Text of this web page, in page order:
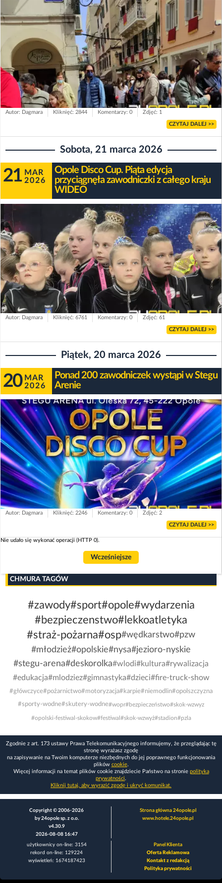
Autor: Dagmara Kliknięć: 2844 Komentarzy: 0 Zdjęć: 1
CZYTAJ DALEJ >>
Sobota, 21 marca 2026
21 MAR
2026
Opole Disco Cup. Piąta edycja
przyciągnęła zawodniczki z całego kraju
WIDEO
Autor: Dagmara Kliknięć: 6761 Komentarzy: 0 Zdjęć: 61
CZYTAJ DALEJ >>
Piątek, 20 marca 2026
20 MAR
2026
Ponad 200 zawodniczek wystąpi w Stegu
Arenie
Autor: Dagmara Kliknięć: 2246 Komentarzy: 0 Zdjęć: 2
CZYTAJ DALEJ >>
Nie udało się wykonać operacji (HTTP 0).
Wcześniejsze
CHMURA TAGÓW
#zawody#sport#opole#wydarzenia
#bezpieczenstwo#lekkoatletyka
#straż-pożarna#osp#wędkarstwo#pzw
#młodzież#opolskie#nysa#jezioro-nyskie
#stegu-arena#deskorolka#wlodi#kultura#rywalizacja
#edukacja#mlodziez#gimnastyka#dzieci#fire-truck-show
#główczyce#pożarnictwo#motoryzacja#karpie#niemodlin#opolszczyzna
#sporty-wodne#skutery-wodne#wopr#bezpieczeństwo#skok-wzwyz
#opolski-festiwal-skokow#festiwal #skok-wzwyż#stadion#pzla
Zgodnie z art. 173 ustawy Prawa Telekomunikacyjnego informujemy, że przeglądając tę
stronę wyrażasz zgodę
na zapisywanie na Twoim komputerze niezbędnych do jej poprawnego funkcjonowania
plików cookie.
Więcej informacji na temat plików cookie znajdziecie Państwo na stronie polityka
prywatności.
Kliknij tutaj, aby wyrazić zgodę i ukryć komunikat.
Copyright © 2006-2026
by 24opole sp. z o.o.
v4.30.9
2026-08-08 16:47
Strona główna 24opole.pl
www.hotele.24opole.pl
użytkownicy on-line: 3154
rekord on-line: 129224
wyświetleń: 1674187423
Panel Klienta
Oferta Reklamowa
Kontakt z redakcją
Polityka prywatności